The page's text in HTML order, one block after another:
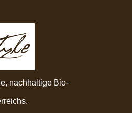
nachhaltige Bio-